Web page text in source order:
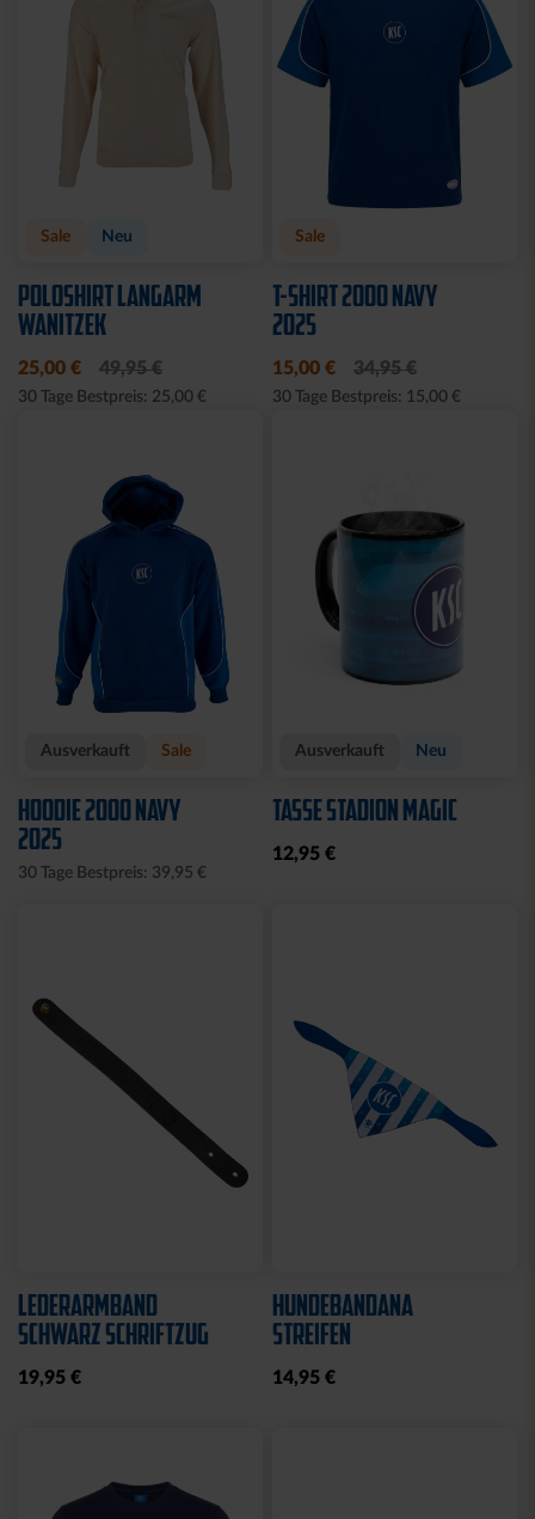
Sale Neu
POLOSHIRT LANGARM
WANITZEK
25,00 € 49,95 €
30 Tage Bestpreis: 25,00 €
Sale
T-SHIRT 2000 NAVY
2025
15,00 € 34,95 €
30 Tage Bestpreis: 15,00 €
Ausverkauft Sale
HOODIE 2000 NAVY
2025
30 Tage Bestpreis: 39,95 €
Ausverkauft Neu
TASSE STADION MAGIC
12,95 €
LEDERARMBAND
SCHWARZ SCHRIFTZUG
19,95 €
HUNDEBANDANA
STREIFEN
14,95 €